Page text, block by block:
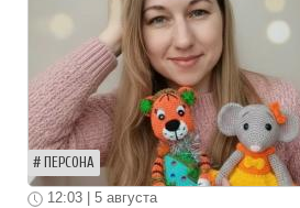
ПЕРСОНА
12:03 | 5 августа